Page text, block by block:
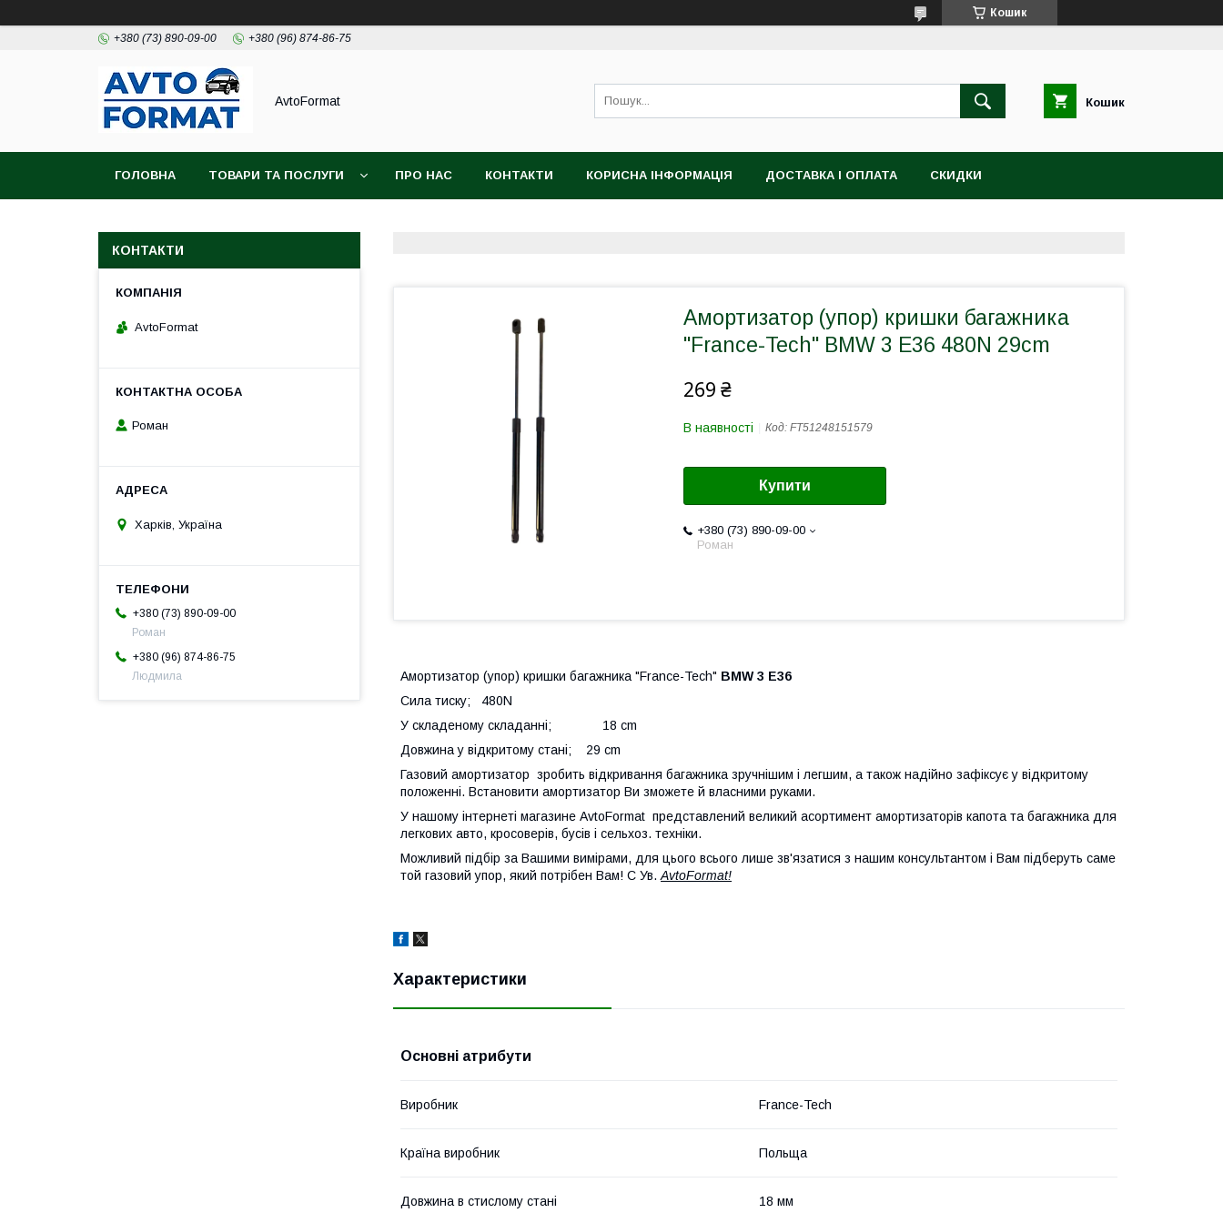
Кошик
+380 (73) 890-09-00 +380 (96) 874-86-75
AvtoFormat Кошик
ГОЛОВНА ТОВАРИ ТА ПОСЛУГИ ПРО НАС КОНТАКТИ КОРИСНА ІНФОРМАЦІЯ ДОСТАВКА І ОПЛАТА СКИДКИ
Амортизатор (упор) кришки багажника
"France-Tech" BMW 3 E36 480N 29cm
269 ₴
В наявності Код: FT51248151579
Купити
+380 (73) 890-09-00
Роман
Амортизатор (упор) кришки багажника "France-Tech" BMW 3 E36
Сила тиску; 480N
У складеному складанні; 18 cm
Довжина у відкритому стані; 29 cm
Газовий амортизатор зробить відкривання багажника зручнішим і легшим, а також надійно зафіксує у відкритому
положенні. Встановити амортизатор Ви зможете й власними руками.
У нашому інтернеті магазине AvtoFormat представлений великий асортимент амортизаторів капота та багажника для
легкових авто, кросоверів, бусів і сельхоз. техніки.
Можливий підбір за Вашими вимірами, для цього всього лише зв'язатися з нашим консультантом і Вам підберуть саме
той газовий упор, який потрібен Вам! С Ув.AvtoFormat!
Характеристики
Основні атрибути
Виробник France-Tech
Країна виробник Польща
Довжина в стислому стані 18 мм
КОНТАКТИ
AvtoFormat
Роман
Харків, Україна
+380 (73) 890-09-00
Роман
+380 (96) 874-86-75
Людмила